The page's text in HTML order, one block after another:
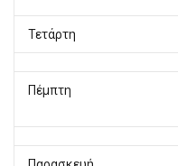
Τετάρτη
Πέμπτη